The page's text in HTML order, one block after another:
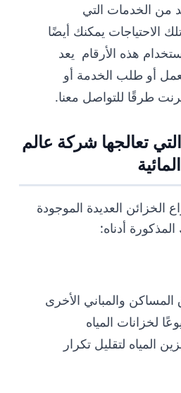
من الخدمات التي
الاحتياجات يمكنك أيضًا
هذه الأرقام يعد
أو طلب الخدمة أو
طرقًا للتواصل معنا.
تعالجها شركة عالم
الخزائن العديدة الموجودة
أدناه:
المساكن والمباني الأخرى
لخزانات المياه
المياه لتقليل تكرار